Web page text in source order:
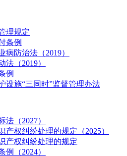
理规定
条例
病防治法（2019）
（2019）
例
设施“三同时”监督管理办法
（2027）
产权纠纷处理的规定（2025）
产权纠纷处理的规定
例（2024）